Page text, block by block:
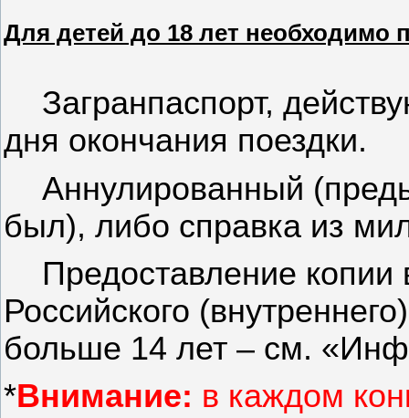
Для детей до 18 лет
Загранпаспорт,
дня окончания поездки.
Аннулированный
был), либо справка из
Предоставление копии
Российского
больше 14 лет – см.
*Внимание: в каждом